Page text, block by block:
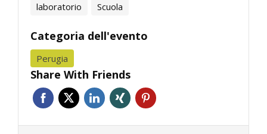
laboratorio Scuola
Categoria dell'evento
Perugia
Share With Friends